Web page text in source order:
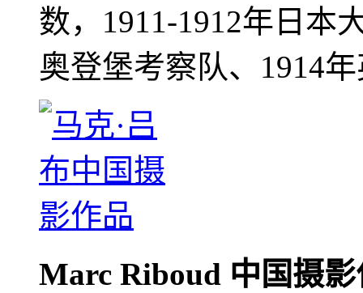
数，1911-1912年日本
奥登堡考察队、1914
Marc Riboud 中国摄